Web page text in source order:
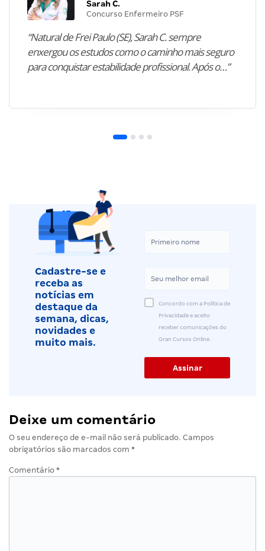
Sarah C.
Concurso Enfermeiro PSF
“Natural de Frei Paulo (SE), Sarah C. sempre
enxergou os estudos como o caminho mais seguro
para conquistar estabilidade profissional. Após o…”
Cadastre-se e
receba as
notícias em
destaque da
semana, dicas,
novidades e
muito mais.
Concordo com a Política de
Privacidade e aceito
receber comunicações do
Gran Cursos Online.
Deixe um comentário
O seu endereço de e-mail não será publicado. Campos
obrigatórios são marcados com *
Comentário *